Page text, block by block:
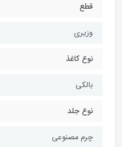
قطع
وزیری
نوع کاغذ
بالکی
نوع جلد
چرم مصنوعی